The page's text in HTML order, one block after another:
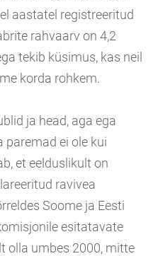
aastatel registreeritud
rahvaarv on 4,2
tekib küsimus, kas neil
korda rohkem.
ja head, aga ega
paremad ei ole kui
et eelduslikult on
ravivea
Soome ja Eesti
esitatavate
olla umbes 2000, mitte